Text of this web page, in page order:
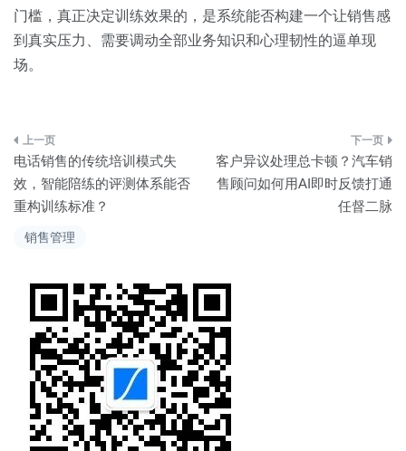
销售管理
门槛，真正决定训练效果的，是系统能否构建一个让销售感
到真实压力、需要调动全部业务知识和心理韧性的逼单现
场。
文
章
导
电话销售的传统培训模式失
效，智能陪练的评测体系能否
重构训练标准？
客户异议处理总卡顿？汽车销
售顾问如何用AI即时反馈打通
任督二脉